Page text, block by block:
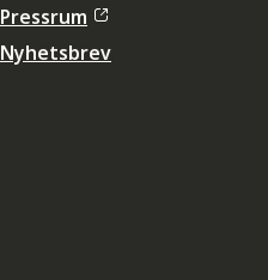
Pressrum
Nyhetsbrev